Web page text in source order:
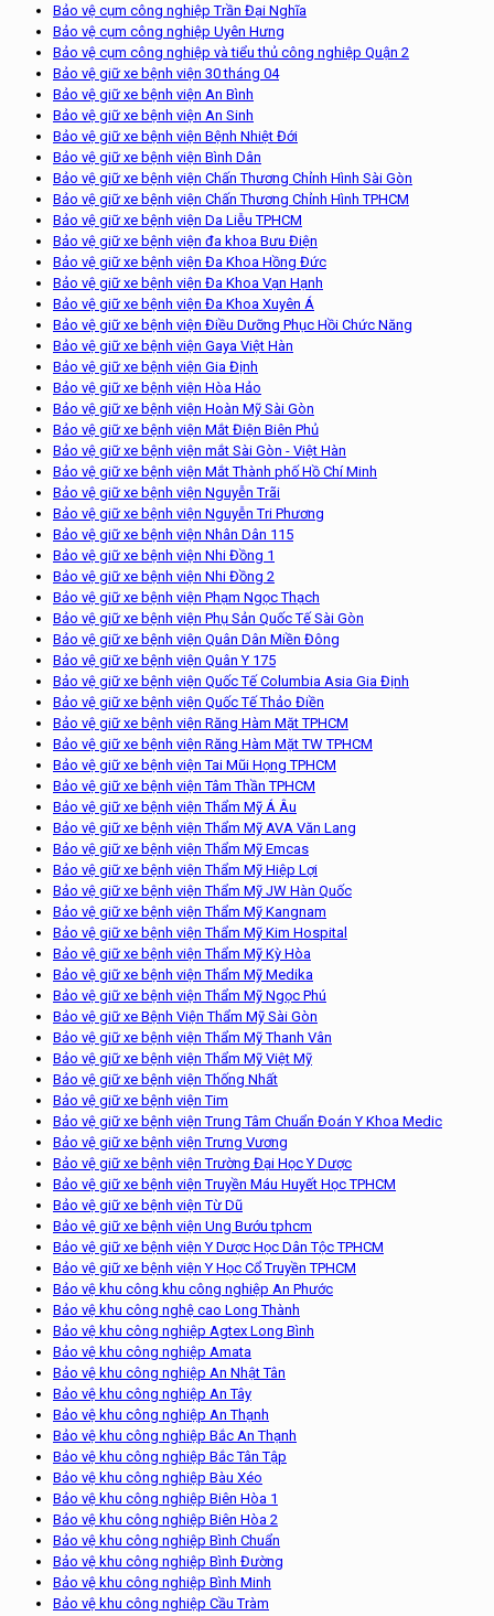
Bảo vệ cụm công nghiệp Trần Đại Nghĩa
Bảo vệ cụm công nghiệp Uyên Hưng
Bảo vệ cụm công nghiệp và tiểu thủ công nghiệp Quận 2
Bảo vệ giữ xe bệnh viện 30 tháng 04
Bảo vệ giữ xe bệnh viện An Bình
Bảo vệ giữ xe bệnh viện An Sinh
Bảo vệ giữ xe bệnh viện Bệnh Nhiệt Đới
Bảo vệ giữ xe bệnh viện Bình Dân
Bảo vệ giữ xe bệnh viện Chấn Thương Chỉnh Hình Sài Gòn
Bảo vệ giữ xe bệnh viện Chấn Thương Chỉnh Hình TPHCM
Bảo vệ giữ xe bệnh viện Da Liễu TPHCM
Bảo vệ giữ xe bệnh viện đa khoa Bưu Điện
Bảo vệ giữ xe bệnh viện Đa Khoa Hồng Đức
Bảo vệ giữ xe bệnh viện Đa Khoa Vạn Hạnh
Bảo vệ giữ xe bệnh viện Đa Khoa Xuyên Á
Bảo vệ giữ xe bệnh viện Điều Dưỡng Phục Hồi Chức Năng
Bảo vệ giữ xe bệnh viện Gaya Việt Hàn
Bảo vệ giữ xe bệnh viện Gia Định
Bảo vệ giữ xe bệnh viện Hòa Hảo
Bảo vệ giữ xe bệnh viện Hoàn Mỹ Sài Gòn
Bảo vệ giữ xe bệnh viện Mắt Điện Biên Phủ
Bảo vệ giữ xe bệnh viện mắt Sài Gòn - Việt Hàn
Bảo vệ giữ xe bệnh viện Mắt Thành phố Hồ Chí Minh
Bảo vệ giữ xe bệnh viện Nguyễn Trãi
Bảo vệ giữ xe bệnh viện Nguyễn Tri Phương
Bảo vệ giữ xe bệnh viện Nhân Dân 115
Bảo vệ giữ xe bệnh viện Nhi Đồng 1
Bảo vệ giữ xe bệnh viện Nhi Đồng 2
Bảo vệ giữ xe bệnh viện Phạm Ngọc Thạch
Bảo vệ giữ xe bệnh viện Phụ Sản Quốc Tế Sài Gòn
Bảo vệ giữ xe bệnh viện Quân Dân Miền Đông
Bảo vệ giữ xe bệnh viện Quân Y 175
Bảo vệ giữ xe bệnh viện Quốc Tế Columbia Asia Gia Định
Bảo vệ giữ xe bệnh viện Quốc Tế Thảo Điền
Bảo vệ giữ xe bệnh viện Răng Hàm Mặt TPHCM
Bảo vệ giữ xe bệnh viện Răng Hàm Mặt TW TPHCM
Bảo vệ giữ xe bệnh viện Tai Mũi Họng TPHCM
Bảo vệ giữ xe bệnh viện Tâm Thần TPHCM
Bảo vệ giữ xe bệnh viện Thẩm Mỹ Á Âu
Bảo vệ giữ xe bệnh viện Thẩm Mỹ AVA Văn Lang
Bảo vệ giữ xe bệnh viện Thẩm Mỹ Emcas
Bảo vệ giữ xe bệnh viện Thẩm Mỹ Hiệp Lợi
Bảo vệ giữ xe bệnh viện Thẩm Mỹ JW Hàn Quốc
Bảo vệ giữ xe bệnh viện Thẩm Mỹ Kangnam
Bảo vệ giữ xe bệnh viện Thẩm Mỹ Kim Hospital
Bảo vệ giữ xe bệnh viện Thẩm Mỹ Kỳ Hòa
Bảo vệ giữ xe bệnh viện Thẩm Mỹ Medika
Bảo vệ giữ xe bệnh viện Thẩm Mỹ Ngọc Phú
Bảo vệ giữ xe Bệnh Viện Thẩm Mỹ Sài Gòn
Bảo vệ giữ xe bệnh viện Thẩm Mỹ Thanh Vân
Bảo vệ giữ xe bệnh viện Thẩm Mỹ Việt Mỹ
Bảo vệ giữ xe bệnh viện Thống Nhất
Bảo vệ giữ xe bệnh viện Tim
Bảo vệ giữ xe bệnh viện Trung Tâm Chuẩn Đoán Y Khoa Medic
Bảo vệ giữ xe bệnh viện Trưng Vương
Bảo vệ giữ xe bệnh viện Trường Đại Học Y Dược
Bảo vệ giữ xe bệnh viện Truyền Máu Huyết Học TPHCM
Bảo vệ giữ xe bệnh viện Từ Dũ
Bảo vệ giữ xe bệnh viện Ung Bướu tphcm
Bảo vệ giữ xe bệnh viện Y Dược Học Dân Tộc TPHCM
Bảo vệ giữ xe bệnh viện Y Học Cổ Truyền TPHCM
Bảo vệ khu công khu công nghiệp An Phước
Bảo vệ khu công nghệ cao Long Thành
Bảo vệ khu công nghiệp Agtex Long Bình
Bảo vệ khu công nghiệp Amata
Bảo vệ khu công nghiệp An Nhật Tân
Bảo vệ khu công nghiệp An Tây
Bảo vệ khu công nghiệp An Thạnh
Bảo vệ khu công nghiệp Bắc An Thạnh
Bảo vệ khu công nghiệp Bắc Tân Tập
Bảo vệ khu công nghiệp Bàu Xéo
Bảo vệ khu công nghiệp Biên Hòa 1
Bảo vệ khu công nghiệp Biên Hòa 2
Bảo vệ khu công nghiệp Bình Chuẩn
Bảo vệ khu công nghiệp Bình Đường
Bảo vệ khu công nghiệp Bình Minh
Bảo vệ khu công nghiệp Cầu Tràm